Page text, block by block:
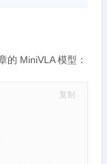
的 MiniVLA 模型：
复制